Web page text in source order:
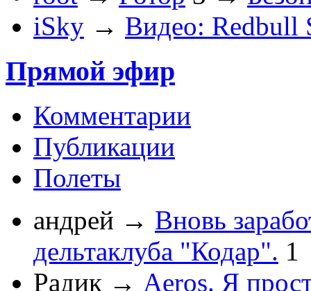
iSky → Видео: Redbull
Прямой эфир
Комментарии
Публикации
Полеты
андрей → Вновь
дельтаклуба "Кодар". 1
Радик → Aeros. Я